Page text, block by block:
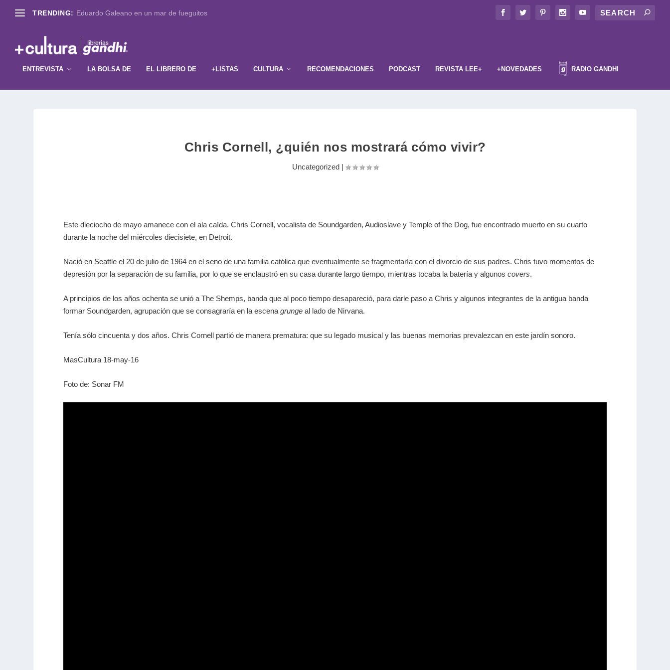
TRENDING: Eduardo Galeano en un mar de fueguitos
ENTREVISTA LA BOLSA DE EL LIBRERO DE +LISTAS CULTURA RECOMENDACIONES PODCAST REVISTA LEE+ +NOVEDADES RADIO GANDHI
Chris Cornell, ¿quién nos mostrará cómo vivir?
Uncategorized|
Este dieciocho de mayo amanece con el ala caída. Chris Cornell, vocalista de Soundgarden, Audioslave y Temple of the Dog, fue encontrado muerto en su cuarto
durante la noche del miércoles diecisiete, en Detroit.
Nació en Seattle el 20 de julio de 1964 en el seno de una familia católica que eventualmente se fragmentaría con el divorcio de sus padres. Chris tuvo momentos de
depresión por la separación de su familia, por lo que se enclaustró en su casa durante largo tiempo, mientras tocaba la batería y algunoscovers.
A principios de los años ochenta se unió a The Shemps, banda que al poco tiempo desapareció, para darle paso a Chris y algunos integrantes de la antigua banda
formar Soundgarden, agrupación que se consagraría en la escenagrunge al lado de Nirvana.
Tenía sólo cincuenta y dos años. Chris Cornell partió de manera prematura: que su legado musical y las buenas memorias prevalezcan en este jardín sonoro.
MasCultura 18-may-16
Foto de: Sonar FM